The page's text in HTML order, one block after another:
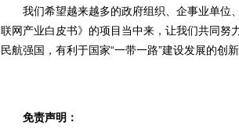
我们希望越来越多的政府组织、企事业单位
联网产业白皮书》的项目当中来，让我们共同努
民航强国，有利于国家“一带一路”建设发展的创新
免责声明：